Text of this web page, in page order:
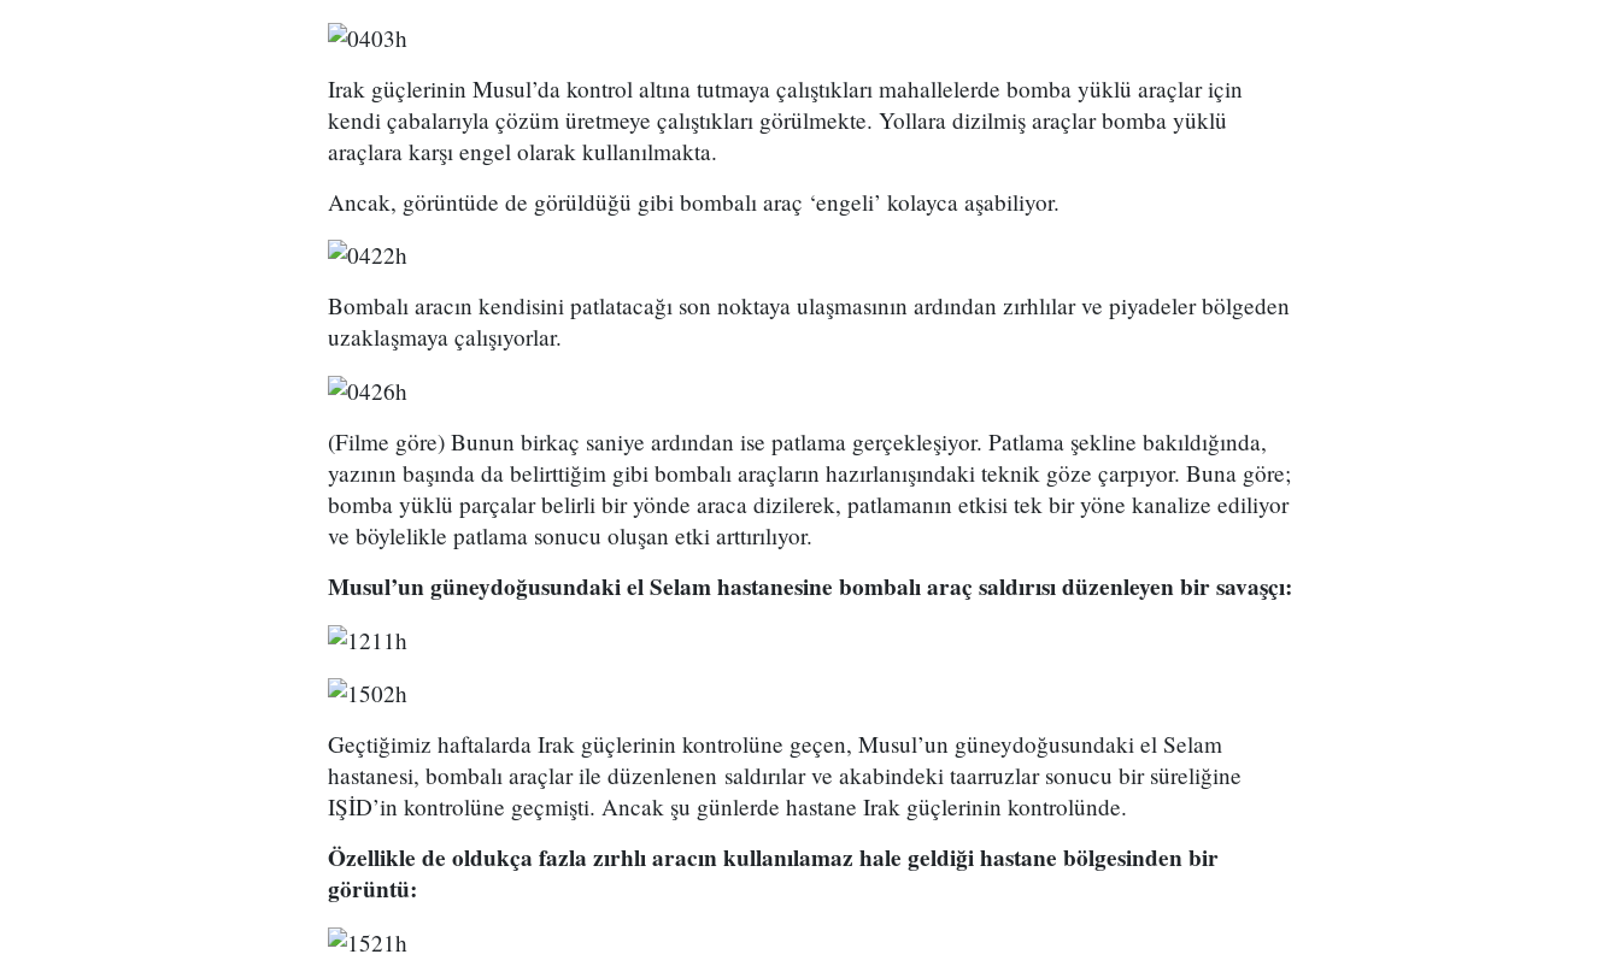
Irak güçlerinin Musul’da kontrol altına tutmaya çalıştıkları mahallelerde bomba yüklü araçlar için
kendi çabalarıyla çözüm üretmeye çalıştıkları görülmekte. Yollara dizilmiş araçlar bomba yüklü
araçlara karşı engel olarak kullanılmakta.
Ancak, görüntüde de görüldüğü gibi bombalı araç ‘engeli’ kolayca aşabiliyor.
Bombalı aracın kendisini patlatacağı son noktaya ulaşmasının ardından zırhlılar ve piyadeler bölgeden
uzaklaşmaya çalışıyorlar.
(Filme göre) Bunun birkaç saniye ardından ise patlama gerçekleşiyor. Patlama şekline bakıldığında,
yazının başında da belirttiğim gibi bombalı araçların hazırlanışındaki teknik göze çarpıyor. Buna göre;
bomba yüklü parçalar belirli bir yönde araca dizilerek, patlamanın etkisi tek bir yöne kanalize ediliyor
ve böylelikle patlama sonucu oluşan etki arttırılıyor.
Musul’un güneydoğusundaki el Selam hastanesine bombalı araç saldırısı düzenleyen bir savaşçı:
Geçtiğimiz haftalarda Irak güçlerinin kontrolüne geçen, Musul’un güneydoğusundaki el Selam
hastanesi, bombalı araçlar ile düzenlenen saldırılar ve akabindeki taarruzlar sonucu bir süreliğine
IŞİD’in kontrolüne geçmişti. Ancak şu günlerde hastane Irak güçlerinin kontrolünde.
​Özellikle de oldukça fazla zırhlı aracın kullanılamaz hale geldiği hastane bölgesinden bir
görüntü: